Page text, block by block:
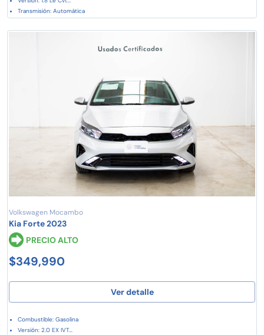
Transmisión: Automática
Volkswagen Mocambo
Kia Forte 2023
PRECIO ALTO
$349,990
Ver detalle
Combustible: Gasolina
Versión: 2.0 EX IVT...